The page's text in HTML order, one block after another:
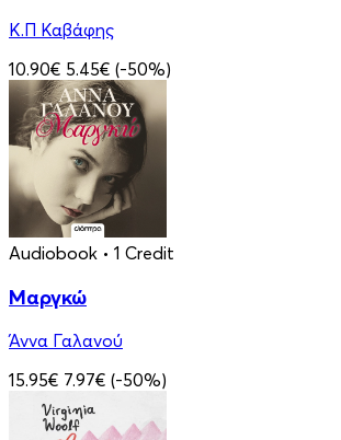
Κ.Π Καβάφης
10.90€ 5.45€ (-50%)
Audiobook • 1 Credit
Μαργκώ
Άννα Γαλανού
15.95€ 7.97€ (-50%)